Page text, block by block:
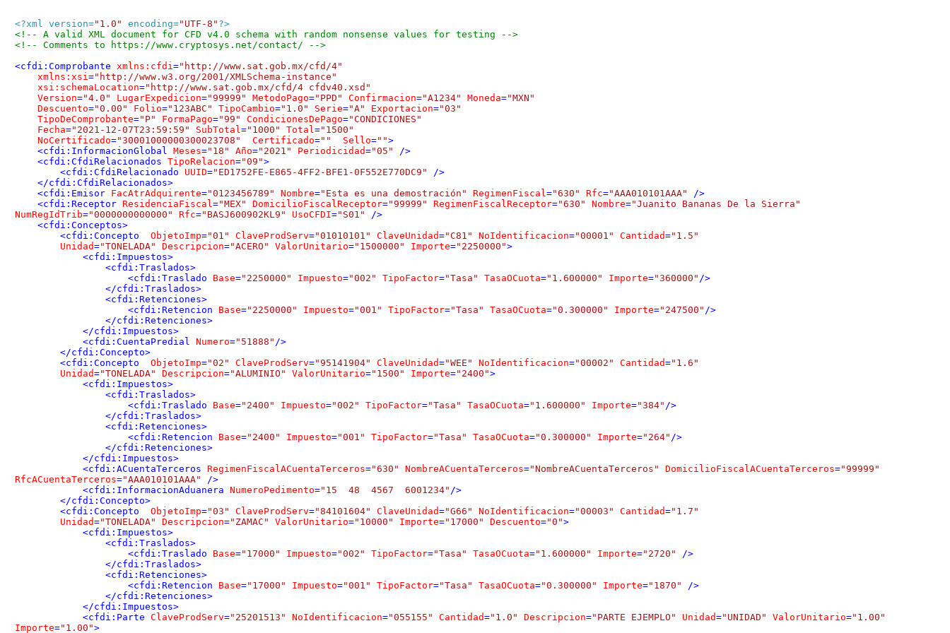
<?xml version="1.0" encoding="UTF-8" ?>
<!-- A valid XML document for CFD v4.0 schema with random nonsense values for testing -->
<!-- Comments to https://www.cryptosys.net/contact/ -->
<cfdi:Comprobante xmlns:cfdi="http://www.sat.gob.mx/cfd/4"
xmlns:xsi="http://www.w3.org/2001/XMLSchema-instance"
xsi:schemaLocation="http://www.sat.gob.mx/cfd/4 cfdv40.xsd"
Version="4.0" LugarExpedicion="99999" MetodoPago="PPD" Confirmacion="A1234" Moneda="MXN"
Descuento="0.00" Folio="123ABC" TipoCambio="1.0" Serie="A" Exportacion="03"
TipoDeComprobante="P" FormaPago="99" CondicionesDePago="CONDICIONES"
Fecha="2021-12-07T23:59:59" SubTotal="1000" Total="1500"
NoCertificado="30001000000300023708" Certificado="" Sello="">
<cfdi:InformacionGlobal Meses="18" Año="2021" Periodicidad="05"
/>
<cfdi:CfdiRelacionados TipoRelacion="09">
<cfdi:CfdiRelacionado UUID="ED1752FE-E865-4FF2-BFE1-0F552E770DC9"
/>
</cfdi:CfdiRelacionados>
<cfdi:Emisor FacAtrAdquirente="0123456789" Nombre="Esta es una demostración" RegimenFiscal="630" Rfc="AAA010101AAA"
/>
<cfdi:Receptor ResidenciaFiscal="MEX" DomicilioFiscalReceptor="99999" RegimenFiscalReceptor="630" Nombre="Juanito Bananas De la Sierra"
NumRegIdTrib="0000000000000" Rfc="BASJ600902KL9" UsoCFDI="S01"
/>
<cfdi:Conceptos>
<cfdi:Concepto ObjetoImp="01" ClaveProdServ="01010101" ClaveUnidad="C81" NoIdentificacion="00001" Cantidad="1.5"
Unidad="TONELADA" Descripcion="ACERO" ValorUnitario="1500000" Importe="2250000">
<cfdi:Impuestos>
<cfdi:Traslados>
<cfdi:Traslado Base="2250000" Impuesto="002" TipoFactor="Tasa" TasaOCuota="1.600000" Importe="360000" />
</cfdi:Traslados>
<cfdi:Retenciones>
<cfdi:Retencion Base="2250000" Impuesto="001" TipoFactor="Tasa" TasaOCuota="0.300000" Importe="247500" />
</cfdi:Retenciones>
</cfdi:Impuestos>
<cfdi:CuentaPredial Numero="51888" />
</cfdi:Concepto>
<cfdi:Concepto ObjetoImp="02" ClaveProdServ="95141904" ClaveUnidad="WEE" NoIdentificacion="00002" Cantidad="1.6"
Unidad="TONELADA" Descripcion="ALUMINIO" ValorUnitario="1500" Importe="2400">
<cfdi:Impuestos>
<cfdi:Traslados>
<cfdi:Traslado Base="2400" Impuesto="002" TipoFactor="Tasa" TasaOCuota="1.600000" Importe="384" />
</cfdi:Traslados>
<cfdi:Retenciones>
<cfdi:Retencion Base="2400" Impuesto="001" TipoFactor="Tasa" TasaOCuota="0.300000" Importe="264" />
</cfdi:Retenciones>
</cfdi:Impuestos>
<cfdi:ACuentaTerceros RegimenFiscalACuentaTerceros="630" NombreACuentaTerceros="NombreACuentaTerceros" DomicilioFiscalACuentaTerceros="99999"
RfcACuentaTerceros="AAA010101AAA"
/>
<cfdi:InformacionAduanera NumeroPedimento="15  48  4567  6001234" />
</cfdi:Concepto>
<cfdi:Concepto ObjetoImp="03" ClaveProdServ="84101604" ClaveUnidad="G66" NoIdentificacion="00003" Cantidad="1.7"
Unidad="TONELADA" Descripcion="ZAMAC" ValorUnitario="10000" Importe="17000" Descuento="0">
<cfdi:Impuestos>
<cfdi:Traslados>
<cfdi:Traslado Base="17000" Impuesto="002" TipoFactor="Tasa" TasaOCuota="1.600000" Importe="2720"
/>
</cfdi:Traslados>
<cfdi:Retenciones>
<cfdi:Retencion Base="17000" Impuesto="001" TipoFactor="Tasa" TasaOCuota="0.300000" Importe="1870"
/>
</cfdi:Retenciones>
</cfdi:Impuestos>
<cfdi:Parte ClaveProdServ="25201513" NoIdentificacion="055155" Cantidad="1.0" Descripcion="PARTE EJEMPLO" Unidad="UNIDAD" ValorUnitario="1.00"
Importe="1.00">